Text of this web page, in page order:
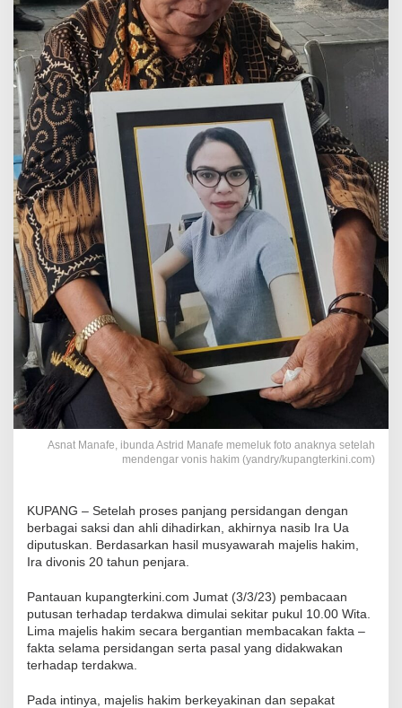
Asnat Manafe, ibunda Astrid Manafe memeluk foto anaknya setelah
mendengar vonis hakim (yandry/kupangterkini.com)
KUPANG – Setelah proses panjang persidangan dengan
berbagai saksi dan ahli dihadirkan, akhirnya nasib Ira Ua
diputuskan. Berdasarkan hasil musyawarah majelis hakim,
Ira divonis 20 tahun penjara.
Pantauan kupangterkini.com Jumat (3/3/23) pembacaan
putusan terhadap terdakwa dimulai sekitar pukul 10.00 Wita.
Lima majelis hakim secara bergantian membacakan fakta –
fakta selama persidangan serta pasal yang didakwakan
terhadap terdakwa.
Pada intinya, majelis hakim berkeyakinan dan sepakat